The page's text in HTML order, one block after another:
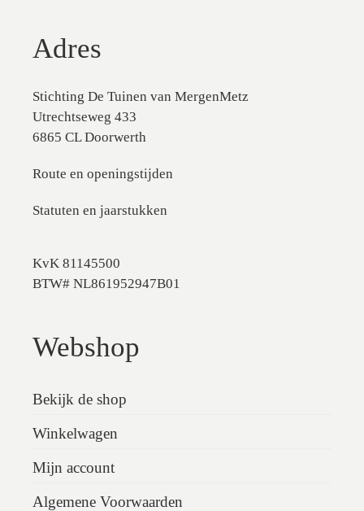
Adres
Stichting De Tuinen van MergenMetz
Utrechtseweg 433
6865 CL Doorwerth
Route en openingstijden
Statuten en jaarstukken
KvK 81145500
BTW# NL861952947B01
Webshop
Bekijk de shop
Winkelwagen
Mijn account
Algemene Voorwaarden